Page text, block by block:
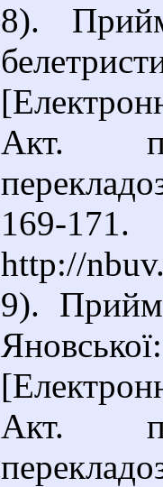
8).
Акт.
169-
http://
9).
Акт.